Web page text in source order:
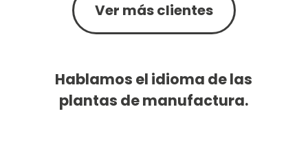
Ver más clientes
Hablamos el idioma de las
plantas de manufactura.